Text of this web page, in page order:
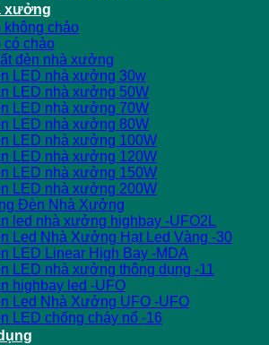
xưởng
không chảo
có chảo
đèn nhà xưởng
LED nhà xưởng 30w
LED nhà xưởng 50W
LED nhà xưởng 70W
LED nhà xưởng 80W
LED nhà xưởng 100W
LED nhà xưởng 120W
LED nhà xưởng 150W
LED nhà xưởng 200W
Đèn Nhà Xưởng
led nhà xưởng highbay -UFO2L
Led Nhà Xưởng Hạt Led Vàng -30
LED Linear High Bay -MDA
LED nhà xưởng thông dụng -11
highbay led -UFO
Led Nhà Xưởng UFO -UFO
LED chống cháy nổ -16